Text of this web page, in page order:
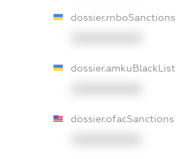
dossier.rnboSanctions
dossier.amkuBlackList
dossier.ofacSanctions